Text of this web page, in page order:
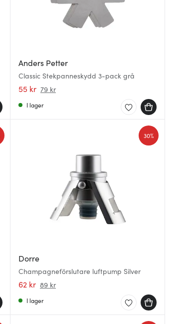
Anders Petter
Classic Stekpanneskydd 3-pack grå
55 kr 79 kr
I lager
Dorre
Champagneförslutare luftpump Silver
62 kr 89 kr
30%
I lager